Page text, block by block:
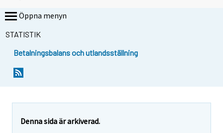
Öppna menyn
STATISTIK
Betalningsbalans och utlandsställning
Denna sida är arkiverad.